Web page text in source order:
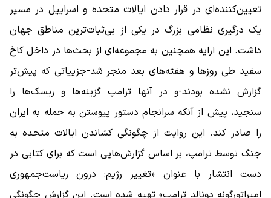
تعیین‌کننده‌ای در قرار دادن ایالات متحده و اسراییل در مسیر
یک درگیری نظامی بزرگ در یکی از بی‌ثبات‌ترین مناطق جهان
داشت. این ارایه همچنین به مجموعه‌ای از بحث‌ها در داخل کاخ
سفید طی روزها و هفته‌های بعد منجر شد-جزییاتی که پیش‌تر
گزارش نشده بودند-و در آنها ترامپ گزینه‌ها و ریسک‌ها را
سنجید، پیش از آنکه سرانجام دستور پیوستن به حمله به ایران
را صادر کند. این روایت از چگونگی کشاندن ایالات متحده به
جنگ توسط ترامپ، بر اساس گزارش‌هایی است که برای کتابی در
دست انتشار با عنوان «تغییر رژیم: درون ریاست‌جمهوری
امپراتورگونه دونالد ترامپ» تهیه شده است. این گزارش چگونگی